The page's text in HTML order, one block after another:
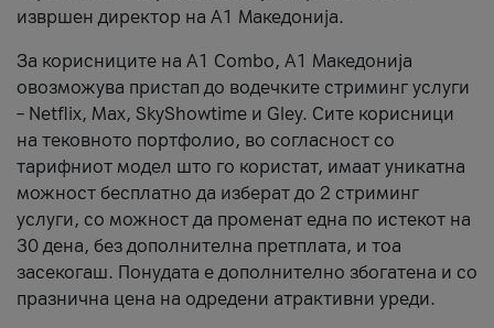
извршен директор на А1 Македонија.
За корисниците на A1 Combo, А1 Македонија
овозможува пристап до водечките стриминг услуги
– Netflix, Max, SkyShowtime и Gley. Сите корисници
на тековното портфолио, во согласност со
тарифниот модел што го користат, имаат уникатна
можност бесплатно да изберат до 2 стриминг
услуги, со можност да променат една по истекот на
30 дена, без дополнителна претплата, и тоа
засекогаш. Понудата е дополнително збогатена и со
празнична цена на одредени атрактивни уреди.